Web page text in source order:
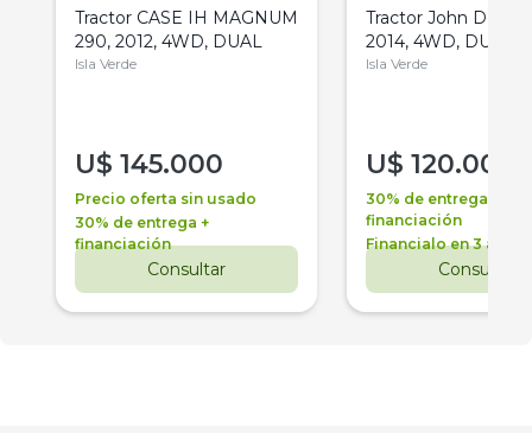
Tractor CASE IH MAGNUM
290, 2012, 4WD, DUAL
Isla Verde
U$ 145.000
Precio oferta sin usado
30% de entrega +
financiación
Consultar
Tractor John Deere
2014, 4WD, DUAL
Isla Verde
U$ 120.000
30% de entrega +
financiación
Financialo en 3 años
Consultar